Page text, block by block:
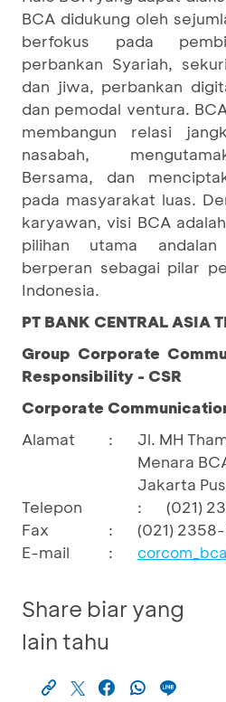
BCA didukung oleh
berfokus pada
perbankan Syariah,
dan jiwa, perbankan
dan pemodal ventura.
membangun relasi
nasabah,
Bersama, dan
pada masyarakat luas.
karyawan, visi BCA
pilihan utama
berperan sebagai pilar
Indonesia.
PT BANK CENTRAL ASIA
Group Corporate
Responsibility - CSR
Corporate
Alamat
:
Jl. MH
Menara
Jakarta
Telepon
:
(021)
Fax
:
(021)
E-mail
:
Share biar yang
lain tahu